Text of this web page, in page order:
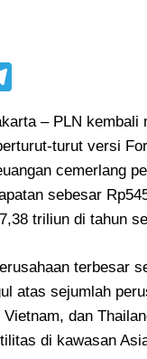
– PLN kembali
turut versi
cemerlang
sebesar
triliun di tahun
terbesar
atas sejumlah
dan
di kawasan